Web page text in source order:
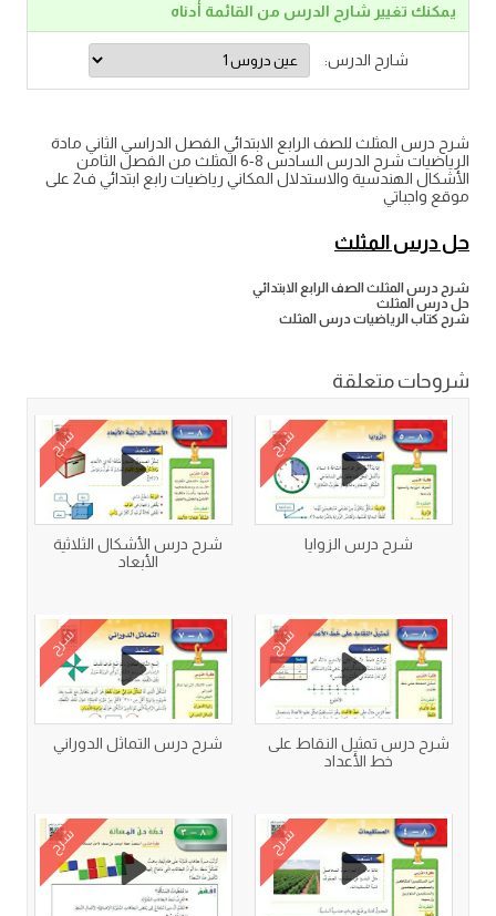
يمكنك تغيير شارح الدرس من القائمة أدناه
شارح الدرس:
شرح درس المثلث للصف الرابع الابتدائي الفصل الدراسي الثاني مادة
الرياضيات شرح الدرس السادس 8-6 المثلث من الفصل الثامن
الأشكال الهندسية والاستدلال المكاني رياضيات رابع ابتدائي ف2 على
موقع واجباتي
حل درس المثلث
شرح درس المثلث الصف الرابع الابتدائي
حل درس المثلث
شرح كتاب الرياضيات درس المثلث
شروحات متعلقة
شرح
شرح درس الزوايا
شرح
شرح درس الأشكال الثلاثية
الأبعاد
شرح
شرح درس تمثيل النقاط على
خط الأعداد
شرح
شرح درس التماثل الدوراني
شرح شرح